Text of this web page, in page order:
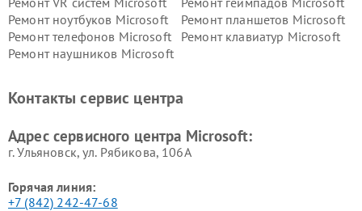
Ремонт ноутбуков Microsoft
Ремонт планшетов Microsoft
Ремонт телефонов Microsoft
Ремонт клавиатур Microsoft
Ремонт наушников Microsoft
Контакты сервис центра
Адрес сервисного центра Microsoft:
г. Ульяновск, ул. Рябикова, 106А
Горячая линия:
+7 (842) 242-47-68